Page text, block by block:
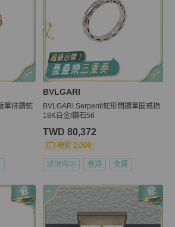
單排鑽蛇
BVLGARI
BVLGARI Serpenti蛇形間鑽單圈戒指
18K白金/鑽石56
TWD 80,372
現折 2,000
狀況尚可 香港 免運